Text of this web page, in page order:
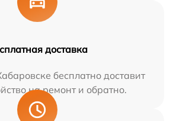
доставка
бесплатно доставит
на ремонт и обратно.